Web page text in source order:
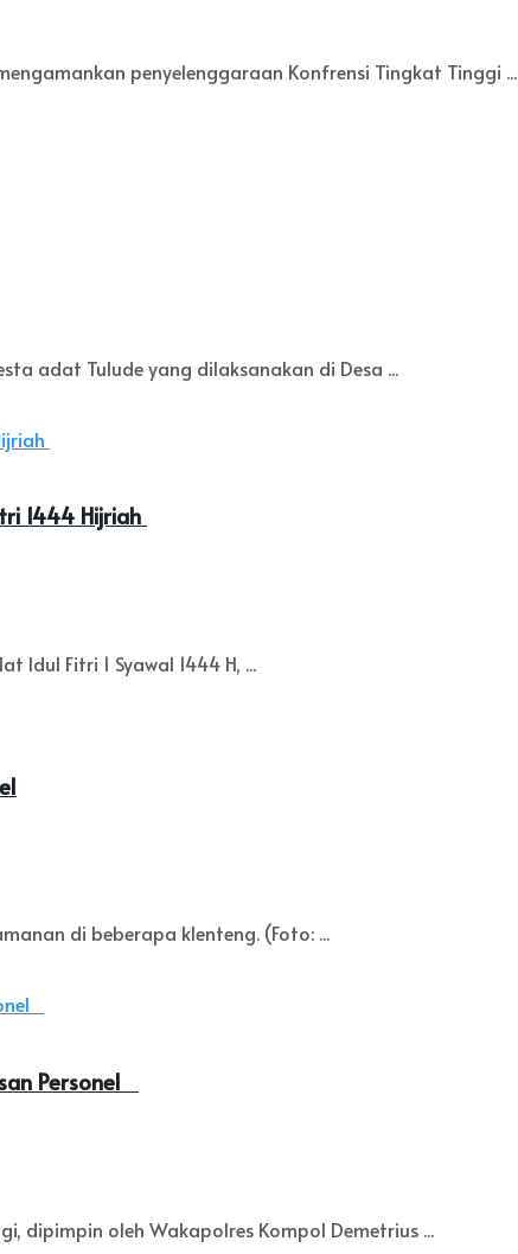
penyelenggaraan Konfrensi Tingkat Tinggi ...
adat Tulude yang dilaksanakan di Desa ...
1444 Hijriah
Idul Fitri 1 Syawal 1444 H, ...
di beberapa klenteng. (Foto: ...
Personel
dipimpin oleh Wakapolres Kompol Demetrius ...